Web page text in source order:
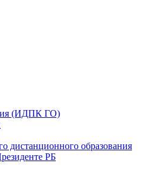
(ИДПК ГО)
дистанционного образования
РБ